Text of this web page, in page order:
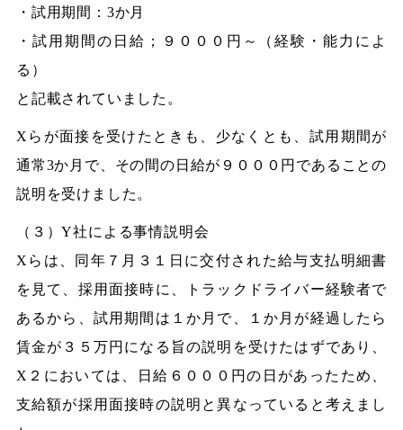
・試用期間：3か月
・試用期間の日給；９０００円～（経験・能力によ
る）
と記載されていました。
Xらが面接を受けたときも、少なくとも、試用期間が
通常3か月で、その間の日給が９０００円であることの
説明を受けました。
（３）Y社による事情説明会
Xらは、同年７月３１日に交付された給与支払明細書
を見て、採用面接時に、トラックドライバー経験者で
あるから、試用期間は１か月で、１か月が経過したら
賃金が３５万円になる旨の説明を受けたはずであり、
X２においては、日給６０００円の日があったため、
支給額が採用面接時の説明と異なっていると考えまし